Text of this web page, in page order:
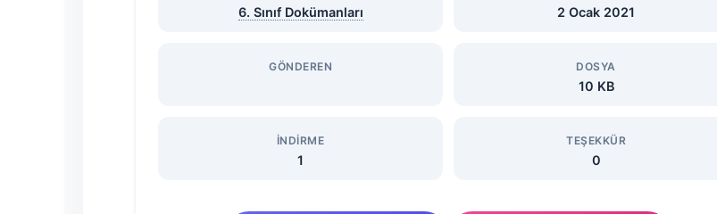
Seçmeli
Dilekçesi
6. Sınıf Dokümanları 2 Ocak 2021
GÖNDEREN DOSYA
10 KB
İNDIRME
1
TEŞEKKÜR
0